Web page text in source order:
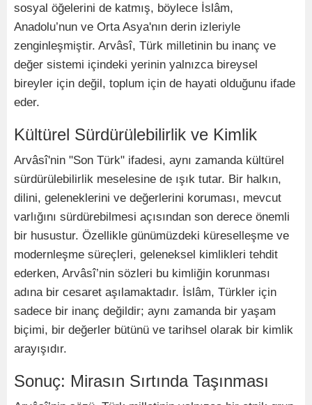
sosyal öğelerini de katmış, böylece İslâm,
Anadolu’nun ve Orta Asya'nın derin izleriyle
zenginleşmiştir. Arvâsî, Türk milletinin bu inanç ve
değer sistemi içindeki yerinin yalnızca bireysel
bireyler için değil, toplum için de hayati olduğunu ifade
eder.
Kültürel Sürdürülebilirlik ve Kimlik
Arvâsî'nin "Son Türk" ifadesi, aynı zamanda kültürel
sürdürülebilirlik meselesine de ışık tutar. Bir halkın,
dilini, geleneklerini ve değerlerini koruması, mevcut
varlığını sürdürebilmesi açısından son derece önemli
bir husustur. Özellikle günümüzdeki küreselleşme ve
modernleşme süreçleri, geleneksel kimlikleri tehdit
ederken, Arvâsî’nin sözleri bu kimliğin korunması
adına bir cesaret aşılamaktadır. İslâm, Türkler için
sadece bir inanç değildir; aynı zamanda bir yaşam
biçimi, bir değerler bütünü ve tarihsel olarak bir kimlik
arayışıdır.
Sonuç: Mirasın Sırtında Taşınması